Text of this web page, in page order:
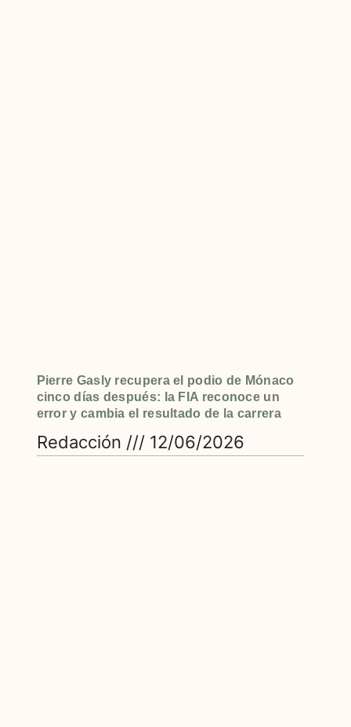
Pierre Gasly recupera el podio de Mónaco
cinco días después: la FIA reconoce un
error y cambia el resultado de la carrera
Redacción 12/06/2026